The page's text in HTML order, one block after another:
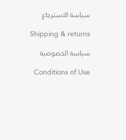
سياسة الاسترجاع
Shipping & returns
سياسة الخصوصية
Conditions of Use